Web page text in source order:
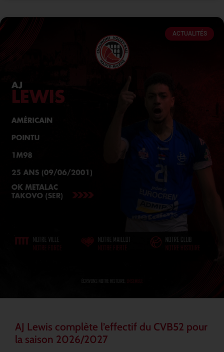
ACTUALITÉS
AJ Lewis complète l’effectif du CVB52 pour
la saison 2026/2027